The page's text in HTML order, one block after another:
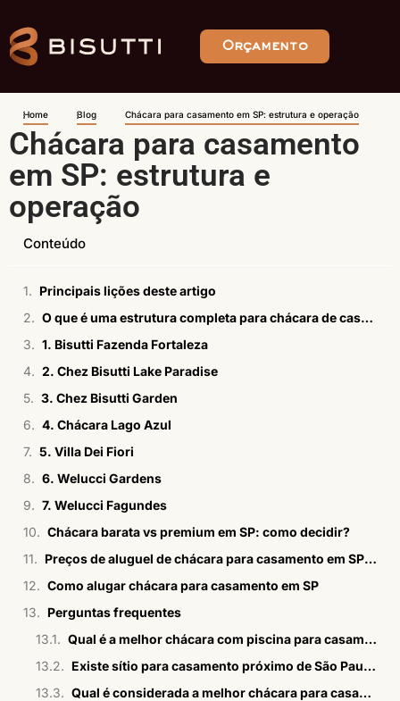
Orçamento
Home Blog Chácara para casamento em SP: estrutura e operação
Chácara para casamento
em SP: estrutura e
operação
Conteúdo
Principais lições deste artigo
O que é uma estrutura completa para chácara de casamento?
1. Bisutti Fazenda Fortaleza
2. Chez Bisutti Lake Paradise
3. Chez Bisutti Garden
4. Chácara Lago Azul
5. Villa Dei Fiori
6. Welucci Gardens
7. Welucci Fagundes
Chácara barata vs premium em SP: como decidir?
Preços de aluguel de chácara para casamento em SP em 2026
Como alugar chácara para casamento em SP
Perguntas frequentes
Qual é a melhor chácara com piscina para casamento em SP?
Existe sítio para casamento próximo de São Paulo com estrutura completa?
Qual é considerada a melhor chácara para casamento em SP?